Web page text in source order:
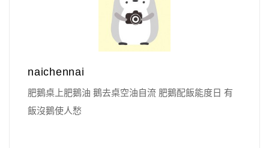
naichennai
肥鵝桌上肥鵝油 鵝去桌空油自流 肥鵝配飯能度日 有
飯沒鵝使人愁